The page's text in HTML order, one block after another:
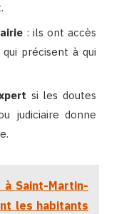
: ils ont accès
précisent à qui
si les doutes
judiciaire donne
Saint-Martin-
les habitants